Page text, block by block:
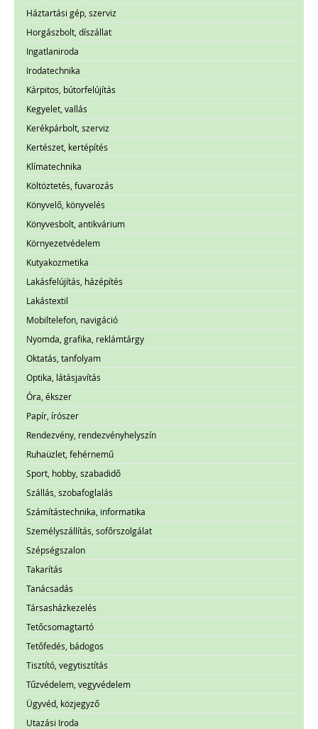
Háztartási gép, szerviz
Horgászbolt, díszállat
Ingatlaniroda
Irodatechnika
Kárpitos, bútorfelújítás
Kegyelet, vallás
Kerékpárbolt, szerviz
Kertészet, kertépítés
Klímatechnika
Költöztetés, fuvarozás
Könyvelő, könyvelés
Könyvesbolt, antikvárium
Környezetvédelem
Kutyakozmetika
Lakásfelújítás, házépítés
Lakástextil
Mobiltelefon, navigáció
Nyomda, grafika, reklámtárgy
Oktatás, tanfolyam
Optika, látásjavítás
Óra, ékszer
Papír, írószer
Rendezvény, rendezvényhelyszín
Ruhaüzlet, fehérnemű
Sport, hobby, szabadidő
Szállás, szobafoglalás
Számítástechnika, informatika
Személyszállítás, sofőrszolgálat
Szépségszalon
Takarítás
Tanácsadás
Társasházkezelés
Tetőcsomagtartó
Tetőfedés, bádogos
Tisztító, vegytisztítás
Tűzvédelem, vegyvédelem
Ügyvéd, közjegyző
Utazási Iroda